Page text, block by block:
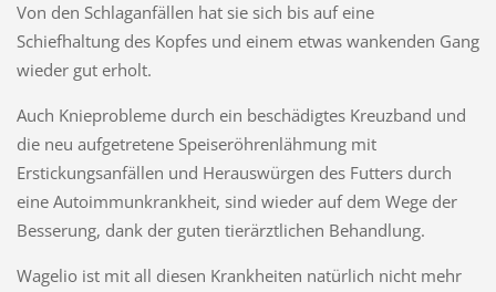
Von den Schlaganfällen hat sie sich bis auf eine
Schiefhaltung des Kopfes und einem etwas wankenden Gang
wieder gut erholt.
Auch Knieprobleme durch ein beschädigtes Kreuzband und
die neu aufgetretene Speiseröhrenlähmung mit
Erstickungsanfällen und Herauswürgen des Futters durch
eine Autoimmunkrankheit, sind wieder auf dem Wege der
Besserung, dank der guten tierärztlichen Behandlung.
Wagelio ist mit all diesen Krankheiten natürlich nicht mehr